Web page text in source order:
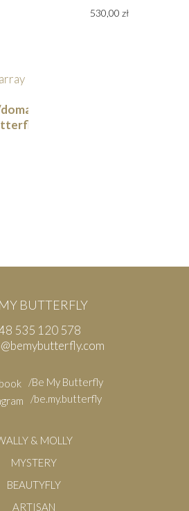
530,00 zł
bemybutterfly.com/
functions.php
BUTTERFLY
535 120 578
/Be My Butterfly
/be.my.butterfly
& MOLLY
MYSTERY
BEAUTYFLY
ARTISAN